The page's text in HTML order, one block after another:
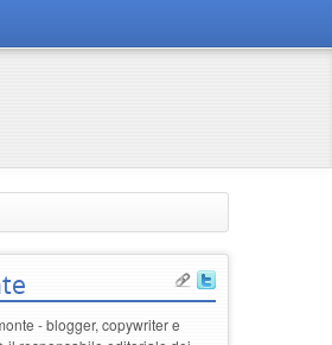
- blogger, copywriter e